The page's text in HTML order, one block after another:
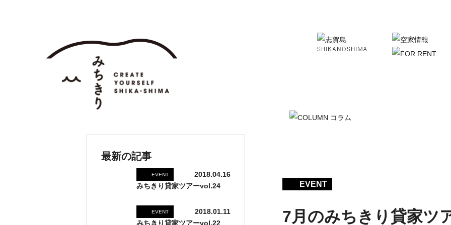
EVENT
7月のみちきり貸家ツ
最新の記事
EVENT
2018.04.16
みちきり貸家ツアーvol.24
EVENT
2018.01.11
みちきり貸家ツアーvol.22